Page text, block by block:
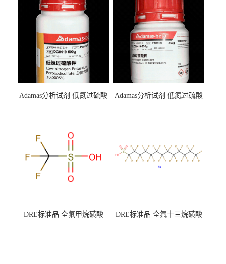
Adamas分析试剂 低氮过硫酸
（泰坦现货供应）
Adamas分析试剂 低氮过硫酸
DRE标准品 全氟甲烷磺酸
DRE标准品 全氟十三烷磺酸